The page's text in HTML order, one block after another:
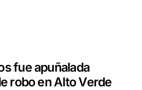
fue apuñalada
robo en Alto Verde